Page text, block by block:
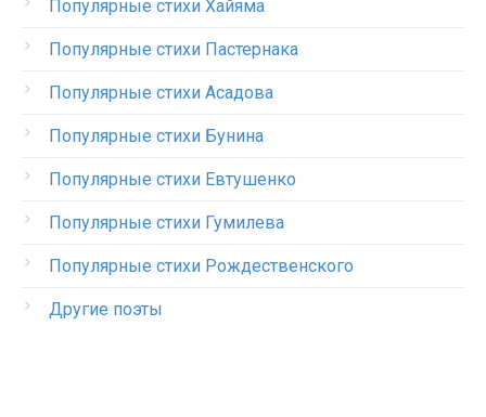
Популярные стихи Хайяма
Популярные стихи Пастернака
Популярные стихи Асадова
Популярные стихи Бунина
Популярные стихи Евтушенко
Популярные стихи Гумилева
Популярные стихи Рождественского
Другие поэты